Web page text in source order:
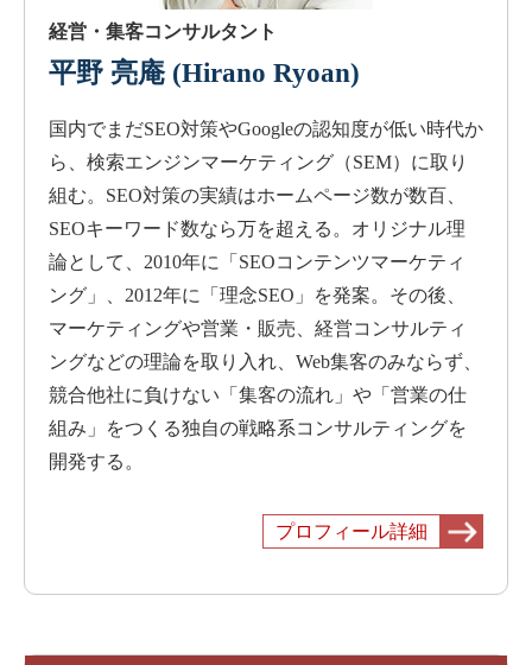
経営・集客コンサルタント
平野 亮庵(Hirano Ryoan)
国内でまだSEO対策やGoogleの認知度が低い時代か
ら、検索エンジンマーケティング（SEM）に取り
組む。SEO対策の実績はホームページ数が数百、
SEOキーワード数なら万を超える。オリジナル理
論として、2010年に「SEOコンテンツマーケティ
ング」、2012年に「理念SEO」を発案。その後、
マーケティングや営業・販売、経営コンサルティ
ングなどの理論を取り入れ、Web集客のみならず、
競合他社に負けない「集客の流れ」や「営業の仕
組み」をつくる独自の戦略系コンサルティングを
開発する。
プロフィール詳細